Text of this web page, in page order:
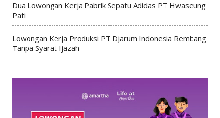
Dua Lowongan Kerja Pabrik Sepatu Adidas PT Hwaseung
Pati
Lowongan Kerja Produksi PT Djarum Indonesia Rembang
Tanpa Syarat Ijazah